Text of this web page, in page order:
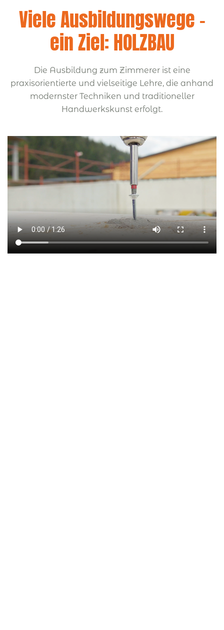
Viele Ausbildungswege –
ein Ziel: HOLZBAU
Die Ausbildung zum Zimmerer ist eine
praxisorientierte und vielseitige Lehre, die anhand
modernster Techniken und traditioneller
Handwerkskunst erfolgt.